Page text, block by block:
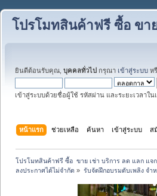
โปรโมทสินค้าฟรี ซื้อ ขา
ยินดีต้อนรับคุณ, บุคคลทั่วไป กรุณา เข้าสู่ระบบ ห
เข้าสู่ระบบด้วยชื่อผู้ใช้ รหัสผ่าน และระยะเวลาใ
หน้าแรก ช่วยเหลือ ค้นหา เข้าสู่ระบบ ส
โปรโมทสินค้าฟรี ซื้อ  ขาย เช่า บริการ ลด แลก แ
ลงประกาศได้ไม่จำกัด » รับจัดฝึกอบรมดับเพลิง จำ